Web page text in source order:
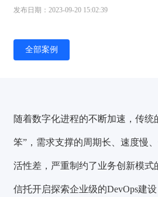
发布日期：2023-09-20 15:02:39
全部案例
随着数字化进程的不断加速，传统
笨”，需求支撑的周期长、速度慢
活性差，严重制约了业务创新模式
信托开启探索企业级的DevOps建